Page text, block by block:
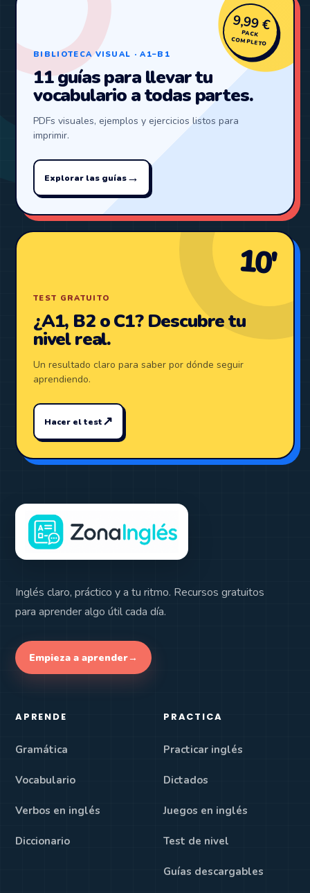
BIBLIOTECA VISUAL · A1–B1
11 guías para llevar tu
vocabulario a todas partes.
PDFs visuales, ejemplos y ejercicios listos para
imprimir.
Explorar las guías→
9,99 €
PACK
COMPLETO
10′
TEST GRATUITO
¿A1, B2 o C1? Descubre tu
nivel real.
Un resultado claro para saber por dónde seguir
aprendiendo.
Hacer el test↗
Inglés claro, práctico y a tu ritmo. Recursos gratuitos
para aprender algo útil cada día.
Empieza a aprender→
APRENDE
Gramática
Vocabulario
Verbos en inglés
Diccionario
PRACTICA
Practicar inglés
Dictados
Juegos en inglés
Test de nivel
Guías descargables